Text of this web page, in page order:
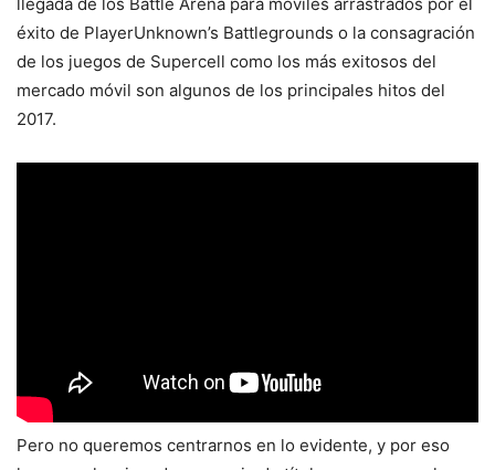
éxito de PlayerUnknown’s Battlegrounds o la consagración
de los juegos de Supercell como los más exitosos del
mercado móvil son algunos de los principales hitos del
2017.
Pero no queremos centrarnos en lo evidente, y por eso